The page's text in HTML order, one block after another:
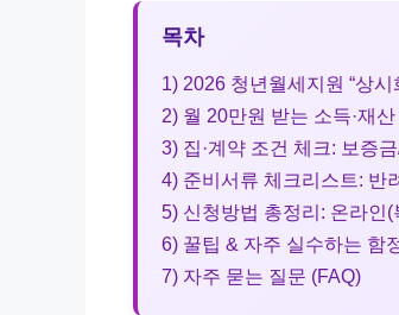
목차
1) 2026 청년월세지원 “상
2) 월 20만원 받는 소득·재
3) 집·계약 조건 체크: 보증
4) 준비서류 체크리스트: 반
5) 신청방법 총정리: 온라인
6) 꿀팁 & 자주 실수하는 함
7) 자주 묻는 질문 (FAQ)